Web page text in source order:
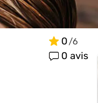
0
0 avis